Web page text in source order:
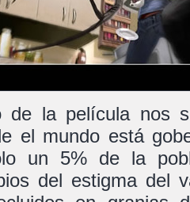
de la película nos
el mundo está
un 5% de la
del estigma del